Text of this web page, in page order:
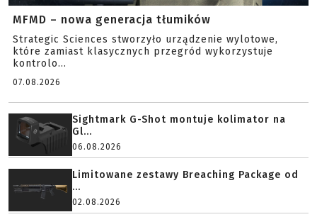
MFMD – nowa generacja tłumików
Strategic Sciences stworzyło urządzenie wylotowe,
które zamiast klasycznych przegród wykorzystuje
kontrolo...
07.08.2026
Sightmark G-Shot montuje kolimator na
Gl...
06.08.2026
Limitowane zestawy Breaching Package od
...
02.08.2026